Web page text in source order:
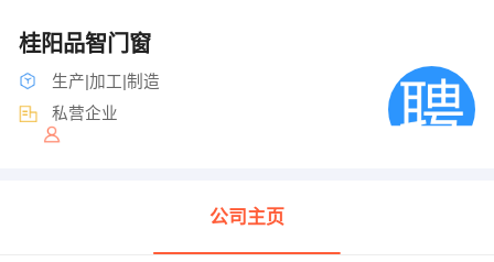
桂阳品智门窗
生产|加工|制造
私营企业
公司主页